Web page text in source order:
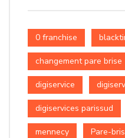
0 franchise
changement pare brise
digiservice
digiservices parissud
mennecy Pare-